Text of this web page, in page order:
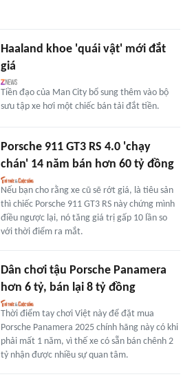
Haaland khoe 'quái vật' mới đắt
giá
Tiền đạo của Man City bổ sung thêm vào bộ
sưu tập xe hơi một chiếc bán tải đắt tiền.
Porsche 911 GT3 RS 4.0 'chạy
chán' 14 năm bán hơn 60 tỷ đồng
Nếu bạn cho rằng xe cũ sẽ rớt giá, là tiêu sản
thì chiếc Porsche 911 GT3 RS này chứng mình
điều ngược lại, nó tăng giá trị gấp 10 lần so
với thời điểm ra mắt.
Dân chơi tậu Porsche Panamera
hơn 6 tỷ, bán lại 8 tỷ đồng
Thời điểm tay chơi Việt này để đặt mua
Porsche Panamera 2025 chính hãng này có khi
phải mất 1 năm, vì thế xe có sẵn bán chênh 2
tỷ nhận được nhiều sự quan tâm.